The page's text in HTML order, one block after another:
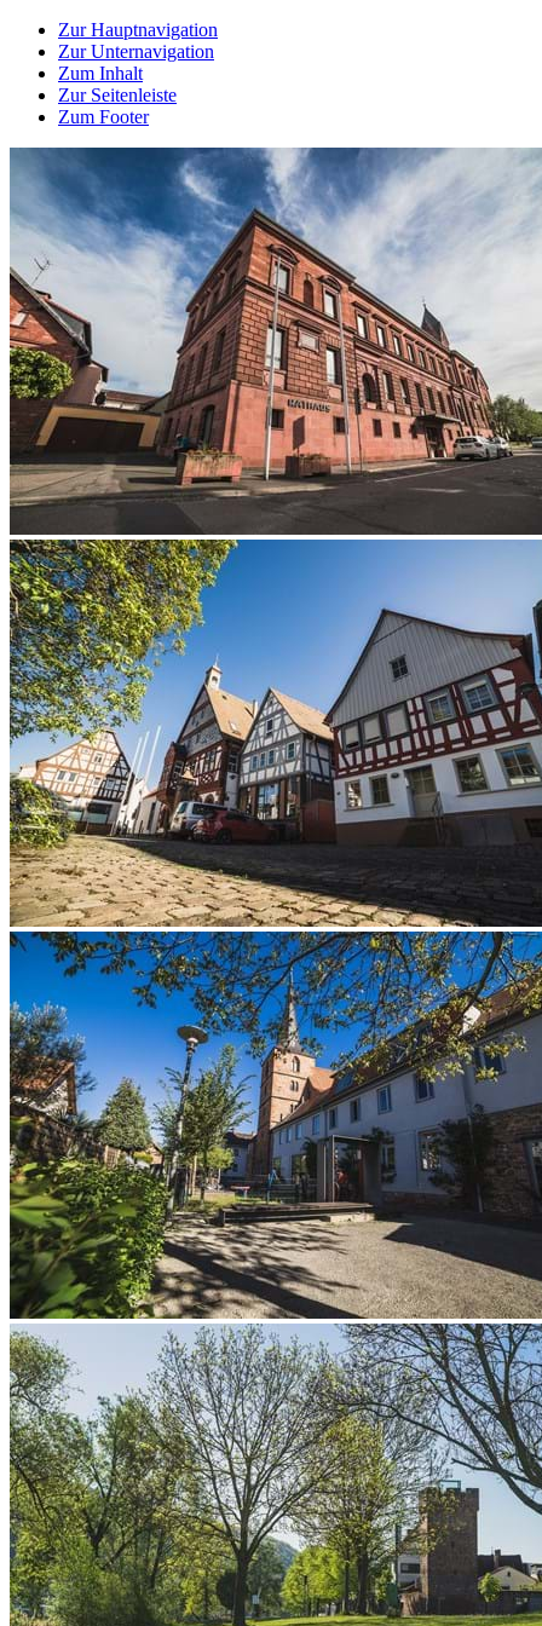
Zur Hauptnavigation
Zur Unternavigation
Zum Inhalt
Zur Seitenleiste
Zum Footer